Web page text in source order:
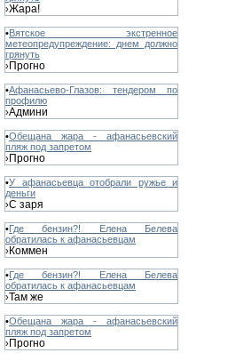
›Жара!
•Вятское экстренное
метеопредупреждение: днем должно
грянуть
›Прогно
•Афанасьево-Глазов: тендером по
профилю
›Админи
•Обещана жара - афанасьевский
пляж под запретом
›Прогно
•У афанасьевца отобрали ружье и
деньги
›С заря
•Где бензин?! Елена Белева
обратилась к афанасьевцам
›Коммен
•Где бензин?! Елена Белева
обратилась к афанасьевцам
›Там же
•Обещана жара - афанасьевский
пляж под запретом
›Прогно